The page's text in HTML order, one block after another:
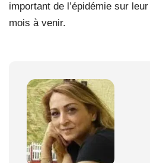
important de l’épidémie sur
mois à venir.